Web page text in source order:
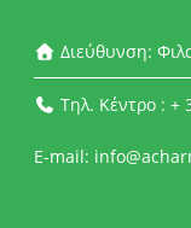
Διεύθυνση:
Τηλ. Κέντρο : +
E-mail: